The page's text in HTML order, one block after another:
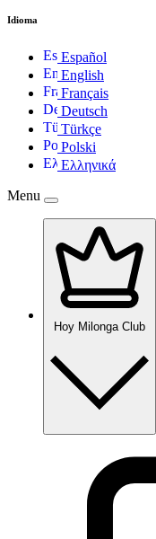
Idioma
Español
English
Français
Deutsch
Türkçe
Polski
Ελληνικά
Menu
Hoy Milonga Club